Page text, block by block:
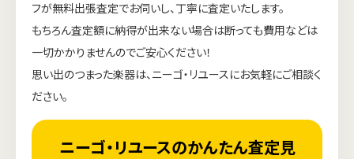
フが無料出張査定でお伺いし、丁寧に査定いたします。
もちろん査定額に納得が出来ない場合は断っても費用などは
一切かかりませんのでご安心ください！
思い出のつまった楽器は、ニーゴ・リユースにお気軽にご相談く
ださい。
ニーゴ・リユースのかんたん査定見